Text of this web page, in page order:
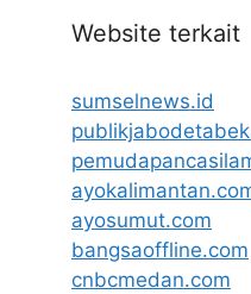
Website terkait
sumselnews.id
ayosumut.com
bangsaoffline.com
cnbcmedan.com